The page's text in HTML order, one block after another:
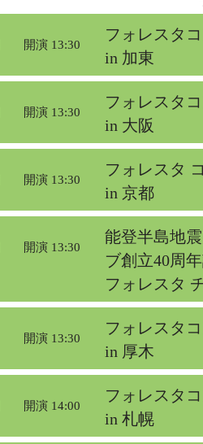
開演 13:30
フォレスタ
in 加東
開演 13:30
フォレスタ
in 大阪
開演 13:30
フォレスタ
in 京都
開演 13:30
能登半島地
ブ創立40周
フォレスタ
開演 13:30
フォレスタ
in 厚木
開演 14:00
フォレスタ
in 札幌